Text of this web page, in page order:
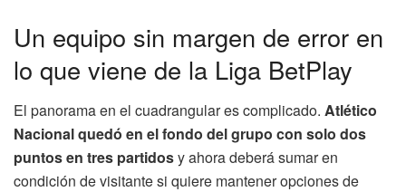
Un equipo sin margen de error en
lo que viene de la Liga BetPlay
El panorama en el cuadrangular es complicado. Atlético
Nacional quedó en el fondo del grupo con solo dos
puntos en tres partidosy ahora deberá sumar en
condición de visitante si quiere mantener opciones de